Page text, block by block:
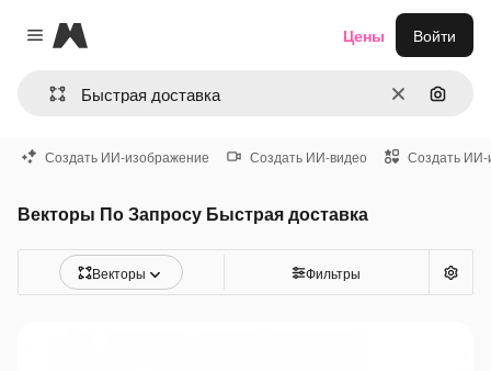
Close menu
Magnific
ОчиститьПоиск
Цены Войти
Создать ИИ-изображение Создать ИИ-видео Создать ИИ-
Векторы По Запросу Быстрая доставка
Векторы Фильтры